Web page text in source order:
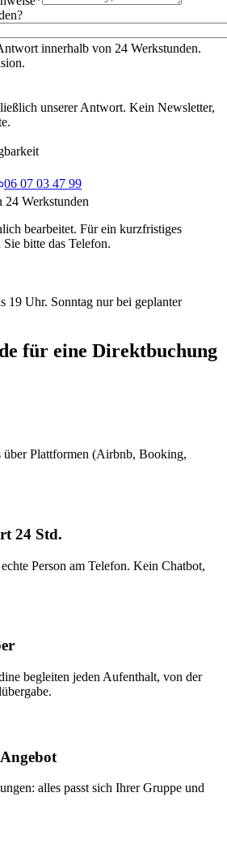
innerhalb von 24 Werkstunden.
unserer Antwort. Kein Newsletter,
06 07 03 47 99
Werkstunden
bearbeitet. Für ein kurzfristiges
bitte das Telefon.
19 Uhr. Sonntag nur bei geplanter
für eine Direktbuchung
über Plattformen (Airbnb, Booking,
24 Std.
Person am Telefon. Kein Chatbot,
begleiten jeden Aufenthalt, von der
alles passt sich Ihrer Gruppe und